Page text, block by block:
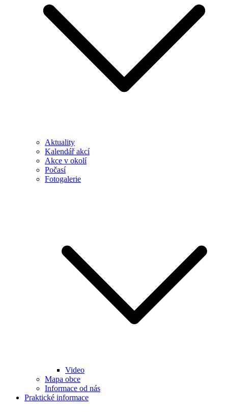
Aktuality
Kalendář akcí
Akce v okolí
Počasí
Fotogalerie
Video
Mapa obce
Informace od nás
Praktické informace